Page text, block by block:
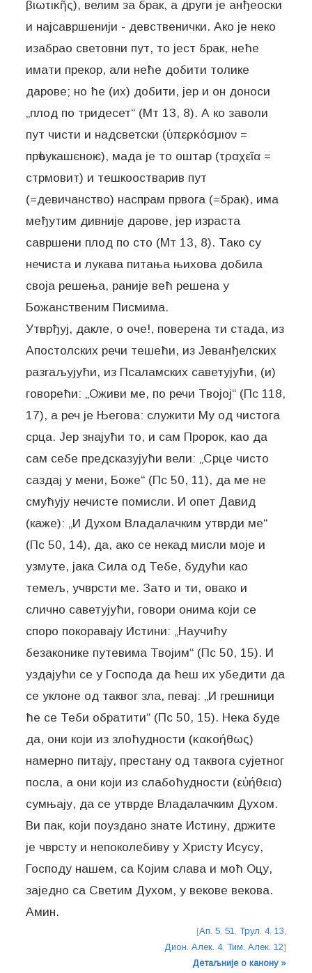
βιωτικῆς), велим за брак, а други је анђеоски
и најсавршенији - девственички. Ако је неко
изабрао световни пут, то јест брак, неће
имати прекор, али неће добити толике
дарове; но ће (их) добити, јер и он доноси
„плод по тридесет“ (Мт 13, 8). А ко заволи
пут чисти и надсветски (ὑπερκόσμιον =
прѣоукашєноѥ), мада је то оштар (τραχεῖα =
стрмовит) и тешкоостварив пут
(=девичанство) наспрам првога (=брак), има
међутим дивније дарове, јер израста
савршени плод по сто (Мт 13, 8). Тако су
нечиста и лукава питања њихова добила
своја решења, раније већ решена у
Божанственим Писмима.
Утврђуј, дакле, о оче!, поверена ти стада, из
Апостолских речи тешећи, из Јеванђелских
разгаљујући, из Псаламских саветујући, (и)
говорећи: „Оживи ме, по речи Твојој“ (Пс 118,
17), а реч је Његова: служити Му од чистога
срца. Јер знајући то, и сам Пророк, као да
сам себе предсказујући вели: „Срце чисто
саздај у мени, Боже“ (Пс 50, 11), да ме не
смућују нечисте помисли. И опет Давид
(каже): „И Духом Владалачким утврди ме“
(Пс 50, 14), да, ако се некад мисли моје и
узмуте, јака Сила од Тебе, будући као
темељ, учврсти ме. Зато и ти, овако и
слично саветујући, говори онима који се
споро покоравају Истини: „Научићу
безаконике путевима Твојим“ (Пс 50, 15). И
уздајући се у Господа да ћеш их убедити да
се уклоне од таквог зла, певај: „И грешници
ће се Теби обратити“ (Пс 50, 15). Нека буде
да, они који из злоћудности (κακοήθως)
намерно питају, престану од таквога сујетног
посла, а они који из слабоћудности (εὐήθεια)
сумњају, да се утврде Владалачким Духом.
Ви пак, који поуздано знате Истину, држите
је чврсту и непоколебиву у Христу Исусу,
Господу нашем, са Којим слава и моћ Оцу,
заједно са Светим Духом, у векове векова.
Амин.
[Ап. 5, 51 Трул. 4, 13
Дион. Алек. 4, Тим. Алек. 12]
Детаљније о канону »